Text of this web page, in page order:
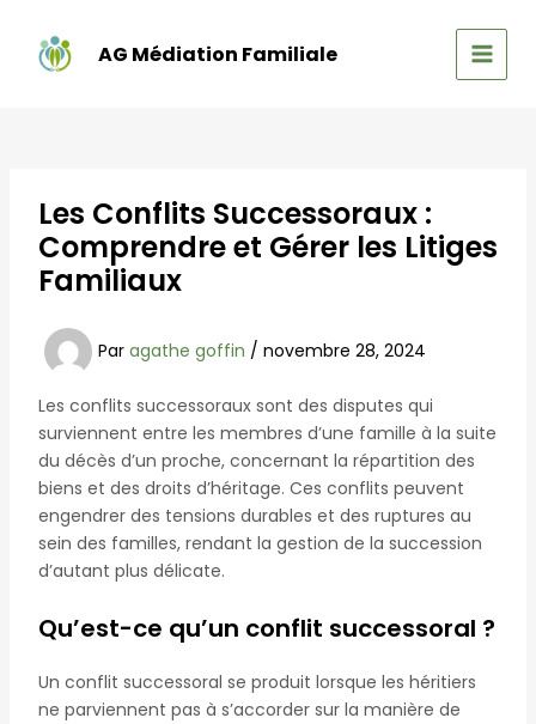
contenu
AG Médiation Familiale
MAIN
Les Conflits Successoraux :
Comprendre et Gérer les Litiges
Familiaux
Par agathe goffin / novembre 28, 2024
Les conflits successoraux sont des disputes qui
surviennent entre les membres d’une famille à la suite
du décès d’un proche, concernant la répartition des
biens et des droits d’héritage. Ces conflits peuvent
engendrer des tensions durables et des ruptures au
sein des familles, rendant la gestion de la succession
d’autant plus délicate.
Qu’est-ce qu’un conflit successoral ?
Un conflit successoral se produit lorsque les héritiers
ne parviennent pas à s’accorder sur la manière de